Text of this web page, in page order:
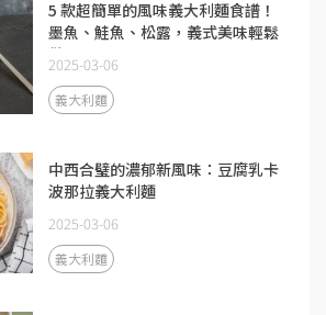
5 款超簡單的風味義大利麵食譜！
墨魚、鮭魚、松露，義式美味輕鬆
做
2025-03-06
義大利麵
中西合璧的濃郁新風味：豆腐乳卡
波那拉義大利麵
2025-03-06
義大利麵